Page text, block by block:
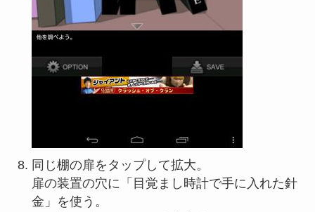
同じ棚の扉をタップして拡大。
扉の装置の穴に「目覚まし時計で手に入れた針
金」を使う。